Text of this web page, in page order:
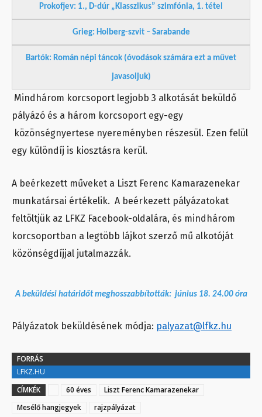
Prokofjev: 1., D-dúr „Klasszikus” szimfónia, 1. tétel
Grieg: Holberg-szvit – Sarabande
Bartók: Román népi táncok (óvodások számára ezt a művet
javasoljuk)
Mindhárom korcsoport legjobb 3 alkotását beküldő
pályázó és a három korcsoport egy-egy
közönségnyertese nyereményben részesül. Ezen felül
egy különdíj is kiosztásra kerül.
A beérkezett műveket a Liszt Ferenc Kamarazenekar
munkatársai értékelik. A beérkezett pályázatokat
feltöltjük az LFKZ Facebook-oldalára, és mindhárom
korcsoportban a legtöbb lájkot szerző mű alkotóját
közönségdíjjal jutalmazzák.
A beküldési határidőt meghosszabbították: június 18. 24.00 óra
Pályázatok beküldésének módja: palyazat@lfkz.hu
FORRÁS
LFKZ.HU
CÍMKÉK
60 éves
Liszt Ferenc Kamarazenekar
Mesélő hangjegyek
rajzpályázat